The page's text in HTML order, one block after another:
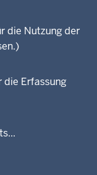
die Nutzung der
die Erfassung
NRW